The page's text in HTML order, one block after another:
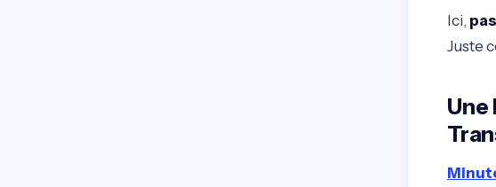
Ici,
Juste
Une